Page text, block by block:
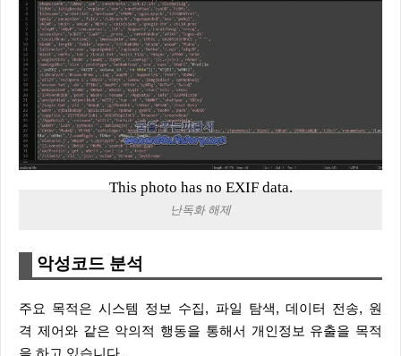
This photo has no EXIF data.
난독화 해제
악성코드 분석
주요 목적은 시스템 정보 수집, 파일 탐색, 데이터 전송, 원
격 제어와 같은 악의적 행동을 통해서 개인정보 유출을 목적